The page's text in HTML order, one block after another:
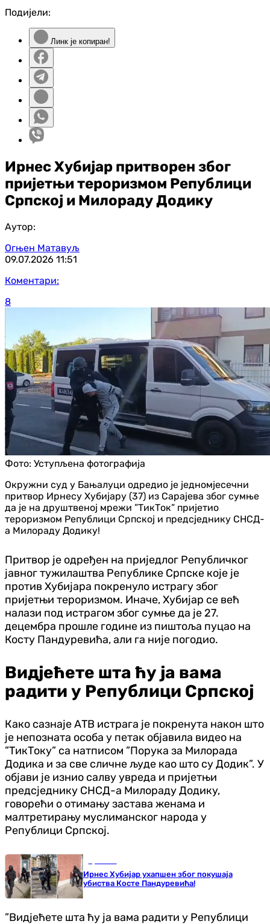
Подијели:
Линк је копиран!
Ирнес Хубијар притворен због
пријетњи тероризмом Републици
Српској и Милораду Додику
Аутор:
Огњен Матавуљ
09.07.2026 11:51
Коментари:
8
Фото: Уступљена фотографија
Окружни суд у Бањалуци одредио је једномјесечни
притвор Ирнесу Хубијару (37) из Сарајева због сумње
да је на друштвеној мрежи ”ТикТок” пријетио
тероризмом Републици Српској и предсједнику СНСД-
а Милораду Додику!
Притвор је одређен на приједлог Републичког
јавног тужилаштва Републике Српске које је
против Хубијара покренуло истрагу због
пријетњи тероризмом. Иначе, Хубијар се већ
налази под истрагом због сумње да је 27.
децембра прошле године из пиштоља пуцао на
Косту Пандуревића, али га није погодио.
Видјећете шта ћу ја вама
радити у Републици Српској
Како сазнаје АТВ истрага је покренута након што
је непозната особа у петак објавила видео на
”ТикТоку” са натписом ”Порука за Милорада
Додика и за све сличне људе као што су Додик”. У
објави је изнио салву увреда и пријетњи
предсједнику СНСД-а Милораду Додику,
говорећи о отимању застава женама и
малтретирању муслиманског народа у
Републици Српској.
Ирнес Хубијар ухапшен због покушаја
убиства Косте Пандуревића!
”Видјећете шта ћу ја вама радити у Републици